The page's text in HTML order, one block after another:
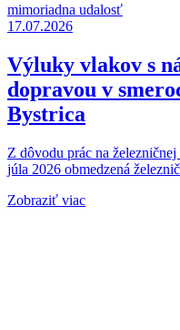
mimoriadna udalosť
17.07.2026
Výluky vlakov s
dopravou v
Bystrica
Z dôvodu prác na
júla 2026 obmedzená
Zobraziť viac